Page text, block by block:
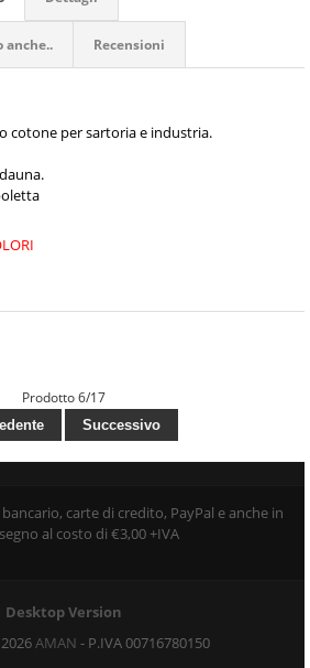
anche.. Recensioni
cotone per sartoria e industria.
Prodotto 6/17
Successivo
carte di credito, PayPal e anche in
al costo di €3,00 +IVA
Desktop Version
AMAN - P.IVA 00716780150